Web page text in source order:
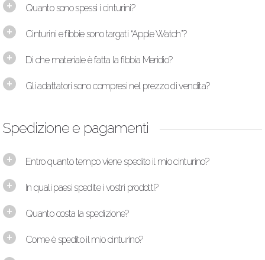
Quanto sono spessi i cinturini?
Cinturini e fibbie sono targati “Apple Watch”?
Di che materiale è fatta la fibbia Meridio?
Gli adattatori sono compresi nel prezzo di vendita?
Spedizione e pagamenti
Entro quanto tempo viene spedito il mio cinturino?
In quali paesi spedite i vostri prodotti?
Quanto costa la spedizione?
Come è spedito il mio cinturino?